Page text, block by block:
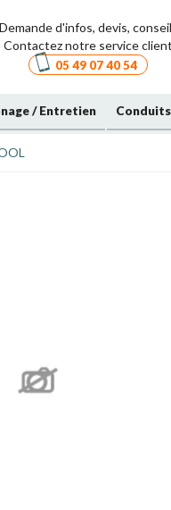
Demande d'infos, devis,
Contactez notre service client
05 49 07 40 54
/ Entretien